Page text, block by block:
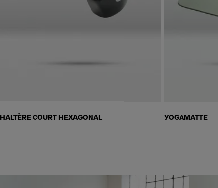
HALTÈRE COURT HEXAGONAL YOGAMATTE